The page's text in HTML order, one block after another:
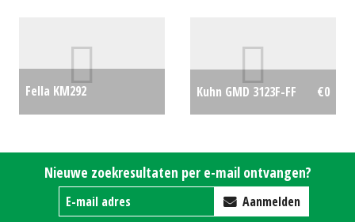
Fella KM292
Kuhn GMD 3123F-FF €0
Nieuwe zoekresultaten per e-mail ontvangen?
Aanmelden